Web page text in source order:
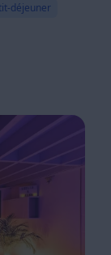
déjeuner